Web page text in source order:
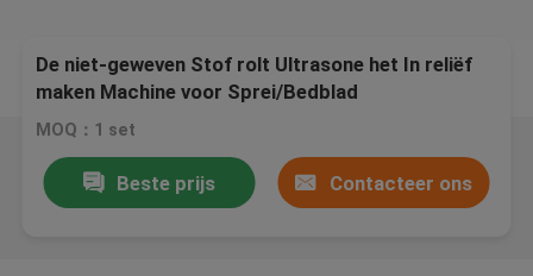
De niet-geweven Stof rolt Ultrasone het In reliëf
maken Machine voor Sprei/Bedblad
MOQ：1 set
Beste prijs Contacteer ons